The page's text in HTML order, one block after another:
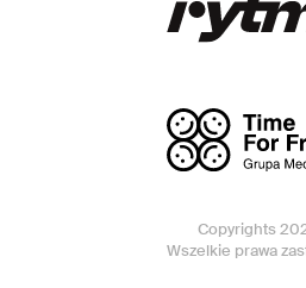
Copyrights
Wszelkie prawa